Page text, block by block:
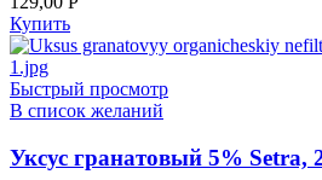
Купить
Быстрый просмотр
В список желаний
Уксус гранатовый 5% Setra,